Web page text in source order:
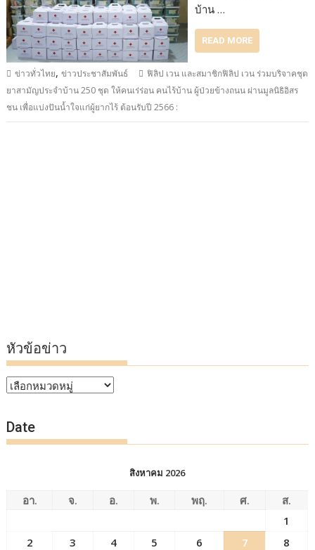
บ้าน …
READ MORE
ข่าวทั่วไทย,ข่าวประชาสัมพันธ์
ฟิลิป เวน และสมาชิกฟิลิป เวน ร่วมบริจาคชุด
ยาสามัญประจำบ้าน 250 ชุด ให้คนเร่ร่อน คนไร้บ้าน ผู้ป่วยข้างถนน ผ่านมูลนิธิอิสร
ชน เพื่อแบ่งปันน้ำใจแก่ผู้ยากไร้ ต้อนรับปี 2566 :
หัวข้อข่าว
หัวข้อ
Date
สิงหาคม 2026
อา. จ. อ. พ. พฤ. ศ.
ส.
1
2
3 4 5 6 7
8